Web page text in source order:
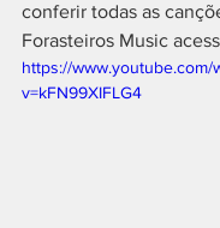
conferir todas as
Forasteiros Music
https://www.youtube.com/
v=kFN99XIFLG4